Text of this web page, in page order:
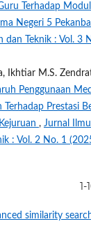
Terhadap
Negeri 5
dan Teknik : Vol. 3
Ikhtiar M.S.
Penggunaan
Terhadap Prestasi
, Jurnal
: Vol. 2 No. 1
1-
similarity